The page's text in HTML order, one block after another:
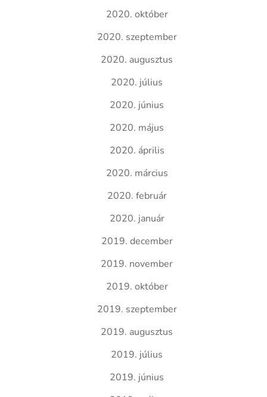
2020. október
2020. szeptember
2020. augusztus
2020. július
2020. június
2020. május
2020. április
2020. március
2020. február
2020. január
2019. december
2019. november
2019. október
2019. szeptember
2019. augusztus
2019. július
2019. június